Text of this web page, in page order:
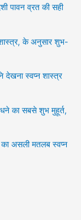
पावन व्रत की सही
के अनुसार शुभ-
स्वप्न शास्त्र
का सबसे शुभ मुहूर्त,
असली मतलब स्वप्न